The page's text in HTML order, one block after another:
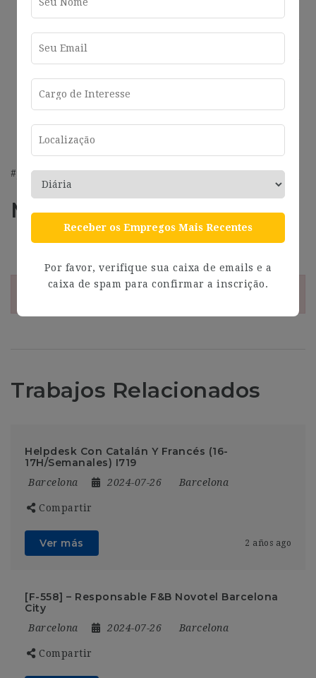
Bonus por recomendación.
el Banco Sabadell.
Acceso al programa de beneficios corporativos con
descuentos en múltiples marcas reconocidas,
establecimientos y ocio.
#J-18808-Ljbffr
Más información
Address Barcelona
¡Esta oferta esta caducada!
Trabajos Relacionados
Helpdesk Con Catalán Y Francés (16-
17H/Semanales) I719
Barcelona 2024-07-26 Barcelona
Compartir
Ver más 2 años ago
[F-558] – Responsable F&B Novotel Barcelona
City
Barcelona 2024-07-26 Barcelona
Compartir
Receber os Empregos Mais Recentes
Por favor, verifique sua caixa de emails e a
caixa de spam para confirmar a inscrição.